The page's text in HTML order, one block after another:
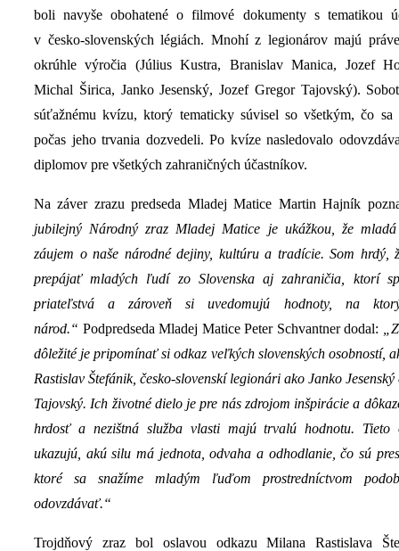
boli navyše obohatené o filmové dokumenty s tematikou
v česko-slovenských légiách. Mnohí z legionárov majú
okrúhle výročia (Július Kustra, Branislav Manica, Jozef
Michal Širica, Janko Jesenský, Jozef Gregor Tajovský).
súťažnému kvízu, ktorý tematicky súvisel so všetkým, čo sa
počas jeho trvania dozvedeli. Po kvíze nasledovalo
diplomov pre všetkých zahraničných účastníkov.
Na záver zrazu predseda Mladej Matice Martin Hajník
jubilejný Národný zraz Mladej Matice je ukážkou, že
záujem o naše národné dejiny, kultúru a tradície. Som hrdý,
prepájať mladých ľudí zo Slovenska aj zahraničia, ktorí
priateľstvá a zároveň si uvedomujú hodnoty, na
národ.“ Podpredseda Mladej Matice Peter Schvantner dodal:
dôležité je pripomínať si odkaz veľkých slovenských osobností,
Rastislav Štefánik, česko-slovenskí legionári ako Janko
Tajovský. Ich životné dielo je pre nás zdrojom inšpirácie a
hrdosť a nezištná služba vlasti majú trvalú hodnotu. Tieto
ukazujú, akú silu má jednota, odvaha a odhodlanie, čo sú
ktoré sa snažíme mladým ľuďom prostredníctvom
odovzdávať.“
Trojdňový zraz bol oslavou odkazu Milana Rastislava